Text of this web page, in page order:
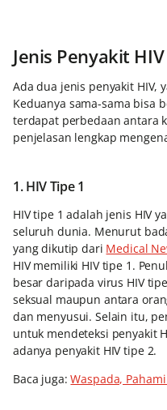
Jenis Penyakit HIV
Ada dua jenis penyakit HIV,
Keduanya sama-sama bisa
terdapat perbedaan antara
penjelasan lengkap
1. HIV Tipe 1
HIV tipe 1 adalah jenis HIV
seluruh dunia. Menurut
yang dikutip dari Medical
HIV memiliki HIV tipe 1.
besar daripada virus HIV
seksual maupun antara
dan menyusui. Selain itu,
untuk mendeteksi penyakit
adanya penyakit HIV tipe 2.
Baca juga:Waspada,